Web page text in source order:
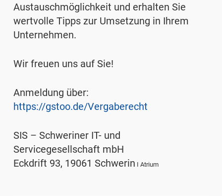
Austauschmöglichkeit und erhalten Sie
wertvolle Tipps zur Umsetzung in Ihrem
Unternehmen.
Wir freuen uns auf Sie!
Anmeldung über:
https://gstoo.de/Vergaberecht
SIS – Schweriner IT- und
Servicegesellschaft mbH
Eckdrift 93, 19061 Schwerin I Atrium